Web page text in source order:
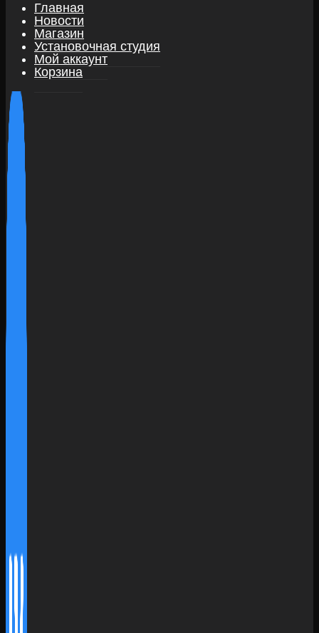
Главная
Новости
Магазин
Установочная студия
Мой аккаунт
Корзина